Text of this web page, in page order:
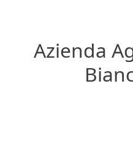
Azienda